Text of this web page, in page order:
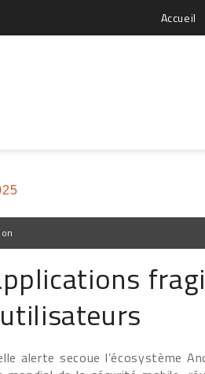
Accueil
alerte secoue l’écosystème